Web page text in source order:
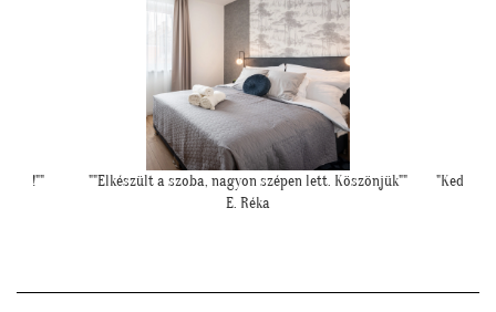
"Kedves Tapétatrend ! Köszönöm a makis tapétát.
Jó választás lett nagyon!"